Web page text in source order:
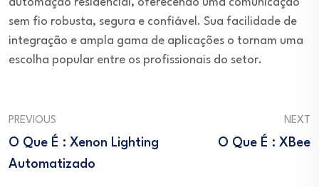
automação residencial, oferecendo uma comunicação
sem fio robusta, segura e confiável. Sua facilidade de
integração e ampla gama de aplicações o tornam uma
escolha popular entre os profissionais do setor.
PREVIOUS
O Que É : Xenon Lighting
Automatizado
NEXT
O Que É : XBee